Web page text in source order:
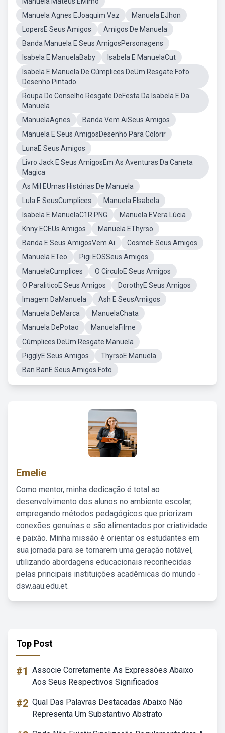
Manuela Agnes EJoaquim Vaz
Manuela EJhon
LopersE Seus Amigos
Amigos De Manuela
Banda Manuela E Seus AmigosPersonagens
Isabela E ManuelaBaby
Isabela E ManuelaCut
Isabela E Manuela De Cúmplices DeUm Resgate Fofo
Desenho Pintado
Roupa Do Conselho Resgate DeFesta Da Isabela E Da
Manuela
ManuelaAgnes
Banda Vem AiSeus Amigos
Manuela E Seus AmigosDesenho Para Colorir
LunaE Seus Amigos
Livro Jack E Seus AmigosEm As Aventuras Da Caneta
Magica
As Mil EUmas Histórias De Manuela
Lula E SeusCumplices
Manuela EIsabela
Isabela E ManuelaC1R PNG
Manuela EVera Lúcia
Knny ECEUs Amigos
Manuela EThyrso
Banda E Seus AmigosVem Ai
CosmeE Seus Amigos
Manuela ETeo
Pigi EOSSeus Amigos
ManuelaCumplices
O CirculoE Seus Amigos
O ParaliticoE Seus Amigos
DorothyE Seus Amigos
Imagem DaManuela
Ash E SeusAmiigos
Manuela DeMarca
ManuelaChata
Manuela DePotao
ManuelaFilme
Cúmplices DeUm Resgate Manuela
PigglyE Seus Amigos
ThyrsoE Manuela
Ban BanE Seus Amigos Foto
Emelie
Como mentor, minha dedicação é total ao
desenvolvimento dos alunos no ambiente escolar,
empregando métodos pedagógicos que priorizam
conexões genuínas e são alimentados por criatividade
e paixão. Minha missão é orientar os estudantes em
sua jornada para se tornarem uma geração notável,
utilizando abordagens educacionais reconhecidas
pelas principais instituições acadêmicas do mundo -
dsw.aau.edu.et.
Top Post
#1 Associe Corretamente As Expressões Abaixo
Aos Seus Respectivos Significados
#2 Qual Das Palavras Destacadas Abaixo Não
Representa Um Substantivo Abstrato